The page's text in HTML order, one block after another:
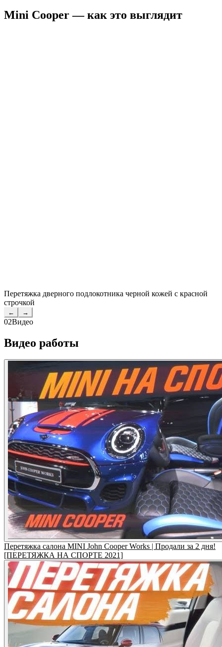
Mini Cooper— как это выглядит
Перетяжка дверного подлокотника черной кожей с красной
строчкой
← →
02Видео
Видео работы
Перетяжка салона MINI John Cooper Works | Продали за 2 дня!
[ПЕРЕТЯЖКА НА СПОРТЕ 2021]